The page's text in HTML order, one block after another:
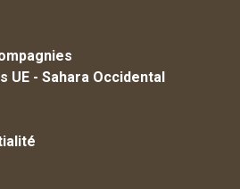
- Sahara Occidental